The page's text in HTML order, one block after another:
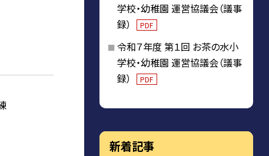
学校・幼稚園 運営協議会（議事
録）
PDF
令和７年度 第１回 お茶の水小
学校・幼稚園 運営協議会（議事
録）
PDF
新着記事